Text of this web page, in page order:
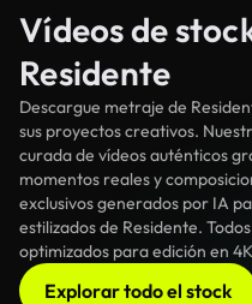
Vídeos de
Residente
Descargue metraje de
sus proyectos creativos.
curada de vídeos auténticos
momentos reales y
exclusivos generados por IA
estilizados de Residente.
optimizados para edición en
Explorar todo el stock